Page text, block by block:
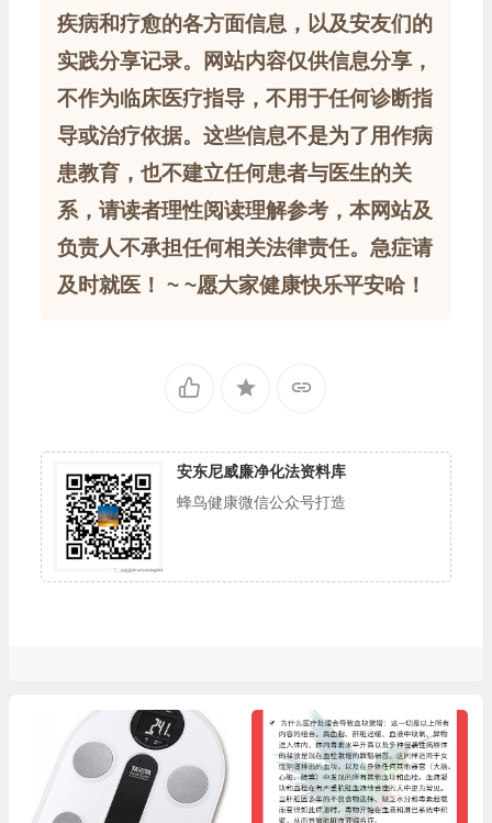
疾病和疗愈的各方面信息，以及安友们的
实践分享记录。网站内容仅供信息分享，
不作为临床医疗指导，不用于任何诊断指
导或治疗依据。这些信息不是为了用作病
患教育，也不建立任何患者与医生的关
系，请读者理性阅读理解参考，本网站及
负责人不承担任何相关法律责任。急症请
及时就医！ ~ ~愿大家健康快乐平安哈！
安东尼威廉净化法资料库
蜂鸟健康微信公众号打造